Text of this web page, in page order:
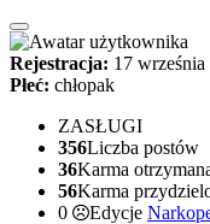
Rejestracja: 17 września
Płeć: chłopak
ZASŁUGI
356Liczba postów
36Karma
56Karma
0
Edycje